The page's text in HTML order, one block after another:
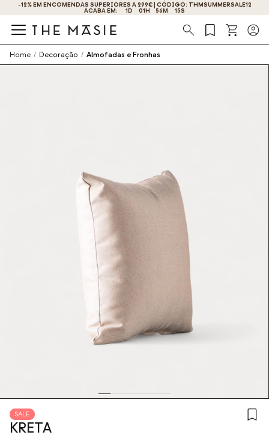
-12% EM ENCOMENDAS SUPERIORES A 299€ | CÓDIGO: THMSUMMERSALE12
ACABA EM: 1D 01H 56M 15S
Procura
Home / Decoração / Almofadas e Fronhas
SALE
KRETA